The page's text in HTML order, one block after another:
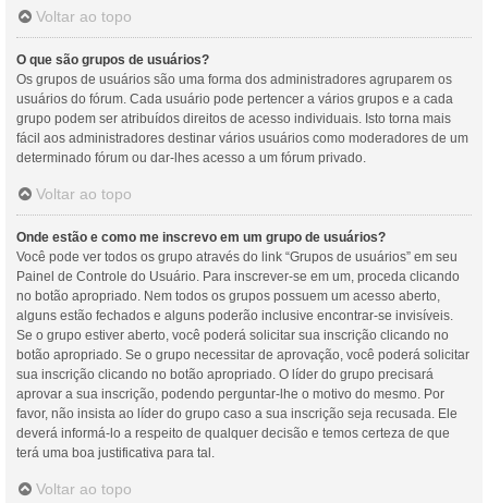
Voltar ao topo
O que são grupos de usuários?
Os grupos de usuários são uma forma dos administradores agruparem os
usuários do fórum. Cada usuário pode pertencer a vários grupos e a cada
grupo podem ser atribuídos direitos de acesso individuais. Isto torna mais
fácil aos administradores destinar vários usuários como moderadores de um
determinado fórum ou dar-lhes acesso a um fórum privado.
Voltar ao topo
Onde estão e como me inscrevo em um grupo de usuários?
Você pode ver todos os grupo através do link “Grupos de usuários” em seu
Painel de Controle do Usuário. Para inscrever-se em um, proceda clicando
no botão apropriado. Nem todos os grupos possuem um acesso aberto,
alguns estão fechados e alguns poderão inclusive encontrar-se invisíveis.
Se o grupo estiver aberto, você poderá solicitar sua inscrição clicando no
botão apropriado. Se o grupo necessitar de aprovação, você poderá solicitar
sua inscrição clicando no botão apropriado. O líder do grupo precisará
aprovar a sua inscrição, podendo perguntar-lhe o motivo do mesmo. Por
favor, não insista ao líder do grupo caso a sua inscrição seja recusada. Ele
deverá informá-lo a respeito de qualquer decisão e temos certeza de que
terá uma boa justificativa para tal.
Voltar ao topo